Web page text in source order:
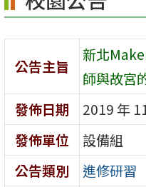
公告主旨
新北
師與故宮
發佈日期
2019 年
發佈單位
設備組
公告類別
進修研習